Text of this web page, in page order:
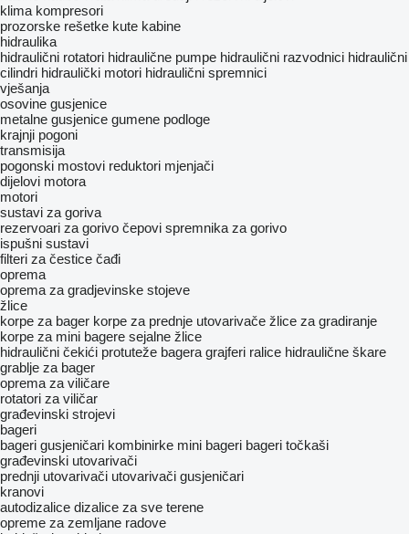
klima kompresori
prozorske rešetke kute kabine
hidraulika
hidraulični rotatori hidraulične pumpe hidraulični razvodnici hidraulični
cilindri hidraulički motori hidraulični spremnici
vješanja
osovine gusjenice
metalne gusjenice gumenе podlogе
krajnji pogoni
transmisija
pogonski mostovi reduktori mjenjači
dijelovi motora
motori
sustavi za goriva
rezervoari za gorivo čepovi spremnika za gorivo
ispušni sustavi
filteri za čestice čađi
oprema
oprema za gradjevinske stojeve
žlice
korpe za bager korpe za prednje utovarivače žlice za gradiranje
korpe za mini bagere sejalne žlice
hidraulični čekići protuteže bagera grajferi ralice hidraulične škare
grablje za bager
oprema za viličare
rotatori za viličar
građevinski strojevi
bageri
bageri gusjeničari kombinirke mini bageri bageri točkaši
građevinski utovarivači
prednji utovarivači utovarivači gusjeničari
kranovi
autodizalice dizalice za sve terene
opreme za zemljane radove